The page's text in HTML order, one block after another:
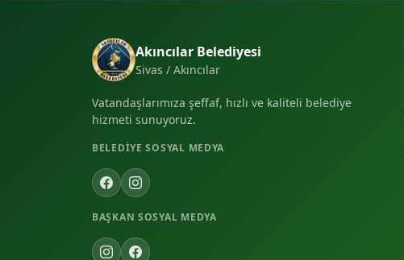
Akıncılar Belediyesi
Sivas / Akıncılar
Vatandaşlarımıza şeffaf, hızlı ve kaliteli belediye
hizmeti sunuyoruz.
BELEDIYE SOSYAL MEDYA
BAŞKAN SOSYAL MEDYA